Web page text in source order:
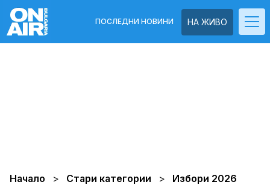
НА ЖИВО
ПОСЛЕДНИ НОВИНИ
Начало Стари категории Избори 2026